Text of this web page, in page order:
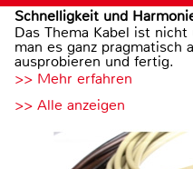
Schnelligkeit und
Das Thema Kabel ist
man es ganz pragmatisch
ausprobieren und fertig.
>> Mehr erfahren
>> Alle anzeigen